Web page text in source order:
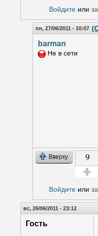
Войдитеили
пн, 27/06/2011 - 10:07
barman
Не в сети
Вверху 9
Войдитеили
вс, 26/06/2011 - 23:12
Гость